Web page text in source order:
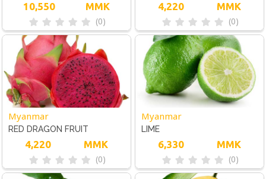
10,550 MMK
(0)
4,220 MMK
(0)
Myanmar
RED DRAGON FRUIT
4,220 MMK
(0)
Myanmar
LIME
6,330 MMK
(0)